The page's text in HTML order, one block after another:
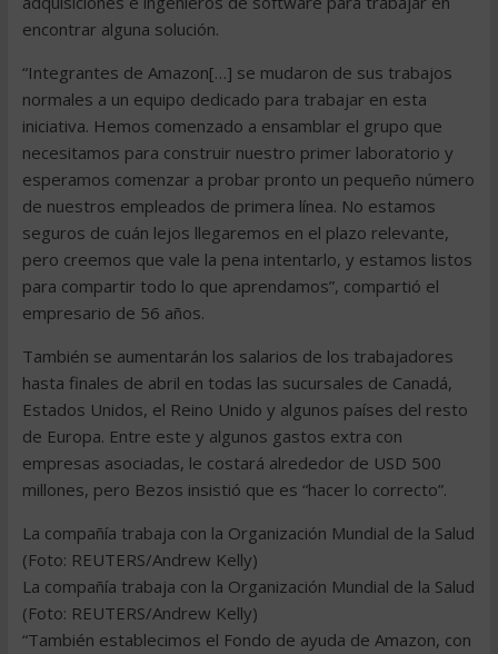
encontrar alguna solución.
“Integrantes de Amazon[…] se mudaron de sus trabajos
normales a un equipo dedicado para trabajar en esta
iniciativa. Hemos comenzado a ensamblar el grupo que
necesitamos para construir nuestro primer laboratorio y
esperamos comenzar a probar pronto un pequeño número
de nuestros empleados de primera línea. No estamos
seguros de cuán lejos llegaremos en el plazo relevante,
pero creemos que vale la pena intentarlo, y estamos listos
para compartir todo lo que aprendamos”, compartió el
empresario de 56 años.
También se aumentarán los salarios de los trabajadores
hasta finales de abril en todas las sucursales de Canadá,
Estados Unidos, el Reino Unido y algunos países del resto
de Europa. Entre este y algunos gastos extra con
empresas asociadas, le costará alrededor de USD 500
millones, pero Bezos insistió que es “hacer lo correcto”.
La compañía trabaja con la Organización Mundial de la Salud
(Foto: REUTERS/Andrew Kelly)
La compañía trabaja con la Organización Mundial de la Salud
(Foto: REUTERS/Andrew Kelly)
“También establecimos el Fondo de ayuda de Amazon, con